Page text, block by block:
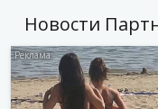
Новости